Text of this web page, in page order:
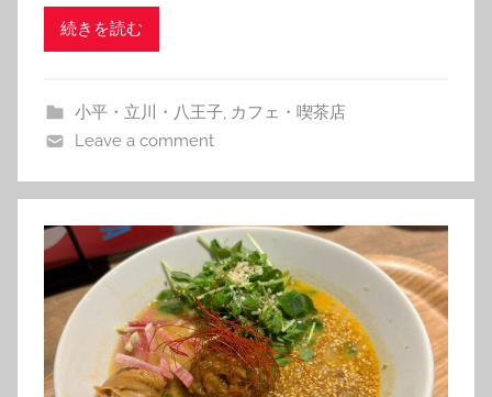
続きを読む
小平・立川・八王子 カフェ・喫茶店
Leave a comment